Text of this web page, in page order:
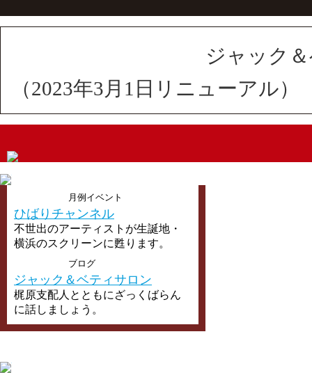
ジャック
（2023年3月1日リニューアル）
月例イベント
ひばりチャンネル
不世出のアーティストが生誕地・
横浜のスクリーンに甦ります。
ブログ
ジャック＆ベティサロン
梶原支配人とともにざっくばらん
に話しましょう。